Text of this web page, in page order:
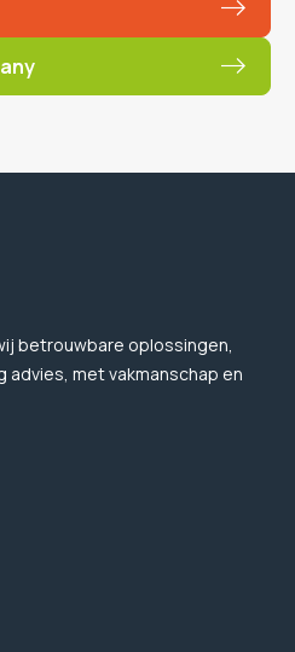
betrouwbare oplossingen,
met vakmanschap en